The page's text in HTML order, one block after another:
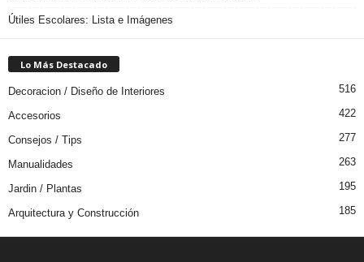
Útiles Escolares: Lista e Imágenes
Lo Más Destacado
Decoracion / Diseño de Interiores 516
Accesorios 422
Consejos / Tips 277
Manualidades 263
Jardin / Plantas 195
Arquitectura y Construcción 185